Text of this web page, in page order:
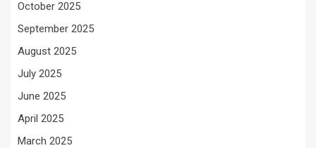
October 2025
September 2025
August 2025
July 2025
June 2025
April 2025
March 2025